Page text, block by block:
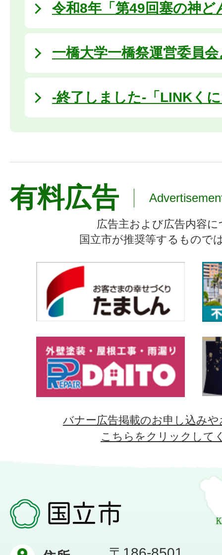
令和8年「第49回塞の神ど
一橋大学一橋祭運営委員
-終了しました-「LINKく
有料広告
広告主および広告内容
国立市が推奨等するもので
バナー広告掲載のお申し込み
こちらをクリックして